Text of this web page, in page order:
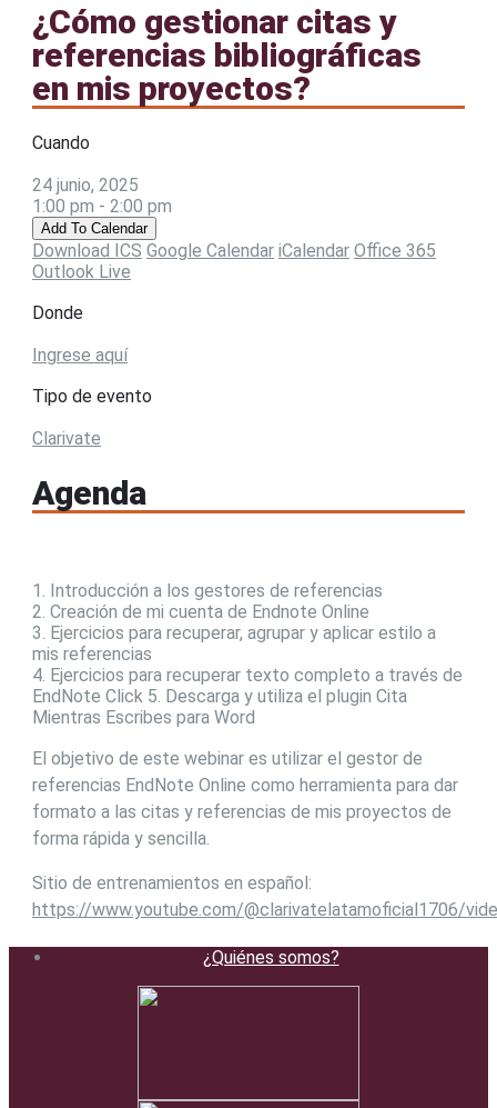
¿Cómo gestionar citas y
referencias bibliográficas
en mis proyectos?
Cuando
24 junio, 2025
1:00 pm - 2:00 pm
Add To Calendar
Download ICS Google Calendar iCalendar Office 365
Outlook Live
Donde
Ingrese aquí
Tipo de evento
Clarivate
Agenda
1. Introducción a los gestores de referencias
2. Creación de mi cuenta de Endnote Online
3. Ejercicios para recuperar, agrupar y aplicar estilo a
mis referencias
4. Ejercicios para recuperar texto completo a través de
EndNote Click 5. Descarga y utiliza el plugin Cita
Mientras Escribes para Word
El objetivo de este webinar es utilizar el gestor de
referencias EndNote Online como herramienta para dar
formato a las citas y referencias de mis proyectos de
forma rápida y sencilla.
Sitio de entrenamientos en español:
https://www.youtube.com/@clarivatelatamoficial1706/
¿Quiénes somos?